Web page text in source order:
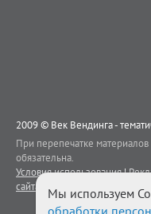
2009 © Век Вендинга -
При перепечатке
обязательна.
Условия использования|
сайта
Контакты
Мы используем
обработки